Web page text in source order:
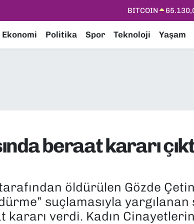
DOLAR
EURO
STERLİN
Ekonomi Politika Spor Teknoloji Yaşam
beraat kararı
öldürülen Gözde
suçlamasıyla yargılanan
kararı verdi. Kadın